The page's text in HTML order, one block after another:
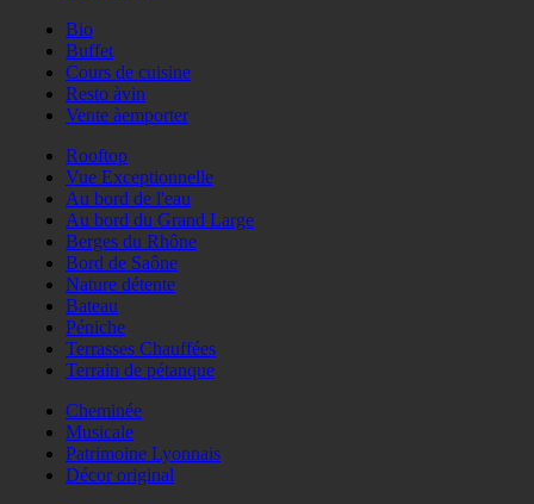
Bio
Buffet
Cours de cuisine
Resto àvin
Vente àemporter
Rooftop
Vue Exceptionnelle
Au bord de l'eau
Au bord du Grand Large
Berges du Rhône
Bord de Saône
Nature détente
Bateau
Péniche
Terrasses Chauffées
Terrain de pétanque
Cheminée
Musicale
Patrimoine Lyonnais
Décor original